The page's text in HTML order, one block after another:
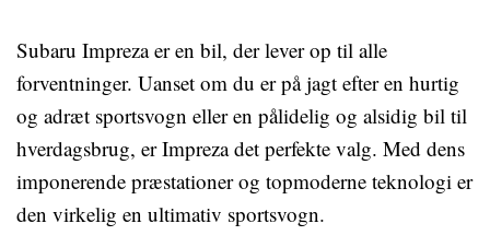
Subaru Impreza er en bil, der lever op til alle
forventninger. Uanset om du er på jagt efter en hurtig
og adræt sportsvogn eller en pålidelig og alsidig bil til
hverdagsbrug, er Impreza det perfekte valg. Med dens
imponerende præstationer og topmoderne teknologi er
den virkelig en ultimativ sportsvogn.